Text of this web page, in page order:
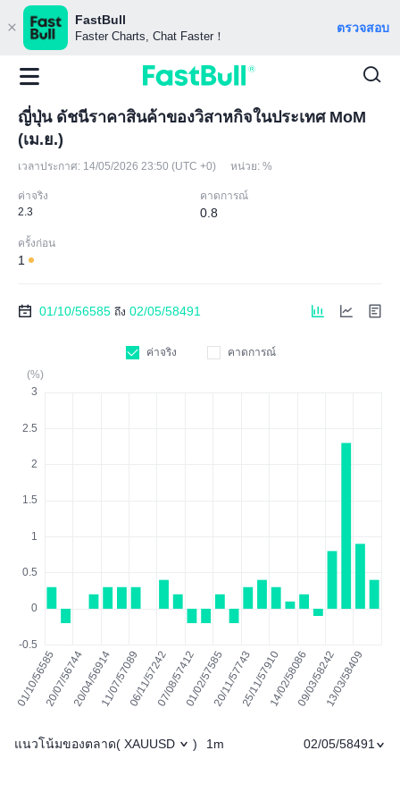
FastBull
Faster Charts, Chat Faster！
ตรวจสอบ
ญี่ปุ่น ดัชนีราคาสินค้าของวิสาหกิจในประเทศ MoM
(เม.ย.)
เวลาประกาศ: 14/05/2026 23:50 (UTC +0) หน่วย: %
ค่าจริง
2.3
คาดการณ์
0.8
ครั้งก่อน
1
01/10/56585 ถึง 02/05/58491
ค่าจริง
คาดการณ์
(%)
แนวโน้มของตลาด( XAUUSD ) 1m 02/05/58491